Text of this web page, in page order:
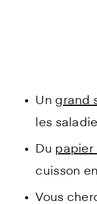
Un grand
les
Du papier
cuisson
Vous